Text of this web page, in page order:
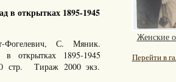
в открытках 1895-1945
С. Мяник.
в открытках 1895-1945
стр. Тираж 2000 экз.
Женские
Перейти в